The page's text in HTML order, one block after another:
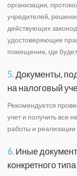
оргaнизации,
учредителей,
действующих
удостоверяющие
помещение, где
5.Документы,
на налоговый
Рекомендуется
учет и получить все
работы и реализации
6.Иные
конкретного